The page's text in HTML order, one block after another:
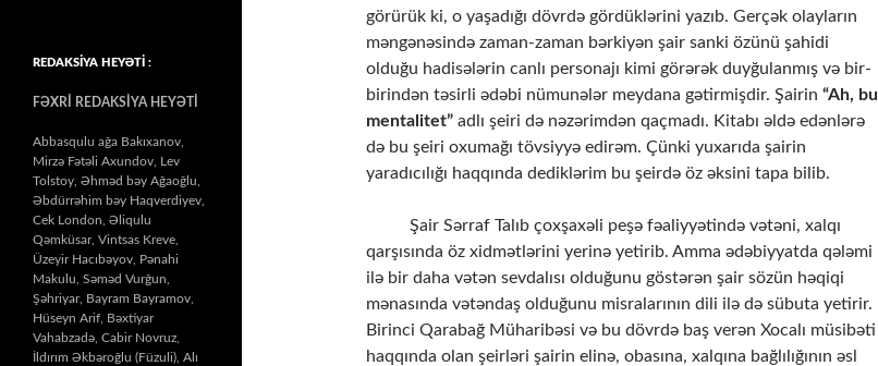
görürük ki, o yaşadığı dövrdə gördüklərini yazıb. Gerçək olayların
məngənəsində zaman-zaman bərkiyən şair sanki özünü şahidi
olduğu hadisələrin canlı personajı kimi görərək duyğulanmış və bir-
birindən təsirli ədəbi nümunələr meydana gətirmişdir. Şairin “Ah, bu
mentalitet” adlı şeiri də nəzərimdən qaçmadı. Kitabı əldə edənlərə
də bu şeiri oxumağı tövsiyyə edirəm. Çünki yuxarıda şairin
yaradıcılığı haqqında dediklərim bu şeirdə öz əksini tapa bilib.
Şair Sərraf Talıb çoxşaxəli peşə fəaliyyətində vətəni, xalqı
qarşısında öz xidmətlərini yerinə yetirib. Amma ədəbiyyatda qələmi
ilə bir daha vətən sevdalısı olduğunu göstərən şair sözün həqiqi
mənasında vətəndaş olduğunu misralarının dili ilə də sübuta yetirir.
Birinci Qarabağ Müharibəsi və bu dövrdə baş verən Xocalı müsibəti
haqqında olan şeirləri şairin elinə, obasına, xalqına bağlılığının əsl
REDAKSİYA HEYƏTİ :
FƏXRİ REDAKSİYA HEYƏTİ
Abbasqulu ağa Bakıxanov,
Mirzə Fətəli Axundov, Lev
Tolstoy, Əhməd bəy Ağaoğlu,
Əbdürrəhim bəy Haqverdiyev,
Cek London, Əliqulu
Qəmküsar, Vintsas Kreve,
Üzeyir Hacıbəyov, Pənahi
Makulu, Səməd Vurğun,
Şəhriyar, Bayram Bayramov,
Hüseyn Arif, Bəxtiyar
Vahabzadə, Cabir Novruz,
İldırım Əkbəroğlu (Füzuli), Alı